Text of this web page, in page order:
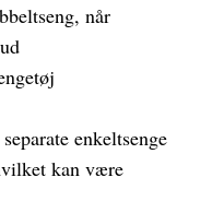
når
enkeltsenge
kan være